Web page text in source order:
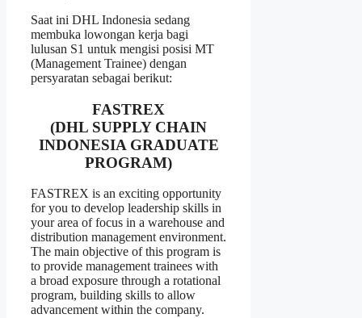
Saat ini DHL Indonesia sedang
membuka lowongan kerja bagi
lulusan S1 untuk mengisi posisi MT
(Management Trainee) dengan
persyaratan sebagai berikut:
FASTREX
(DHL SUPPLY CHAIN
INDONESIA GRADUATE
PROGRAM)
FASTREX is an exciting opportunity
for you to develop leadership skills in
your area of focus in a warehouse and
distribution management environment.
The main objective of this program is
to provide management trainees with
a broad exposure through a rotational
program, building skills to allow
advancement within the company.